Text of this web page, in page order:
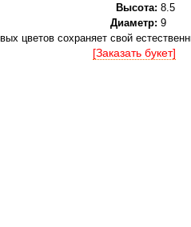
Высота: 8.5
Диаметр: 9
цветов сохраняет свой
[Заказать букет]